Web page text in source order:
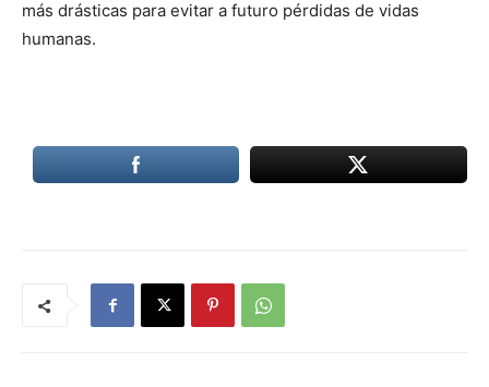
más drásticas para evitar a futuro pérdidas de vidas
humanas.